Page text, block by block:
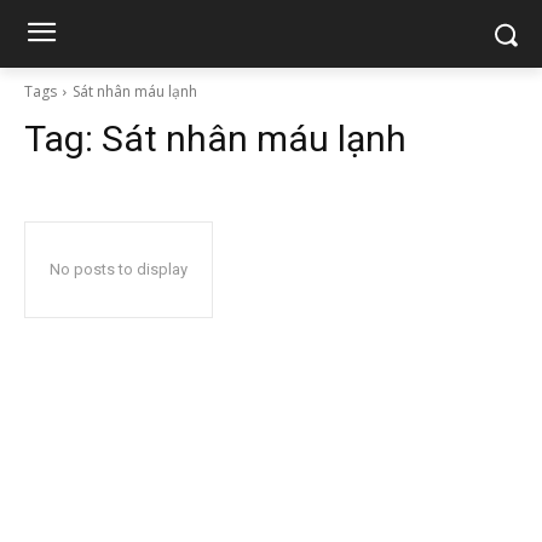
Tags Sát nhân máu lạnh
Tag: Sát nhân máu lạnh
No posts to display